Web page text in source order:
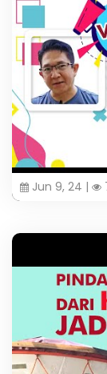
Jun 9, 24 |